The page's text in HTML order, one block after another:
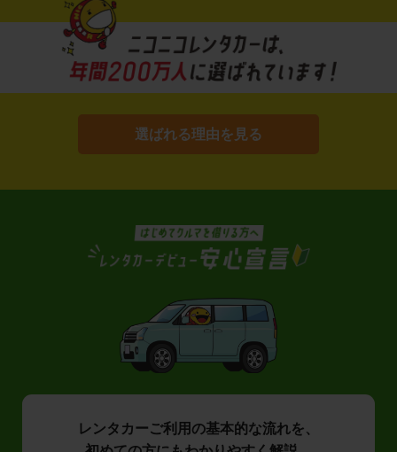
選ばれる理由を見る
レンタカーご利用の基本的な流れを、